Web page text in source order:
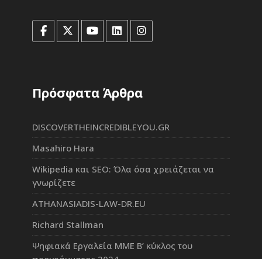
Πρόσφατα Άρθρα
DISCOVERTHEINCREDIBLEYOU.GR
Masahiro Hara
Wikipedia και SEO: Όλα όσα χρειάζεται να
γνωρίζετε
ATHANASIADIS-LAW-DR.EU
Richard Stallman
Ψηφιακά Εργαλεία ΜΜΕ Β’ κύκλος του